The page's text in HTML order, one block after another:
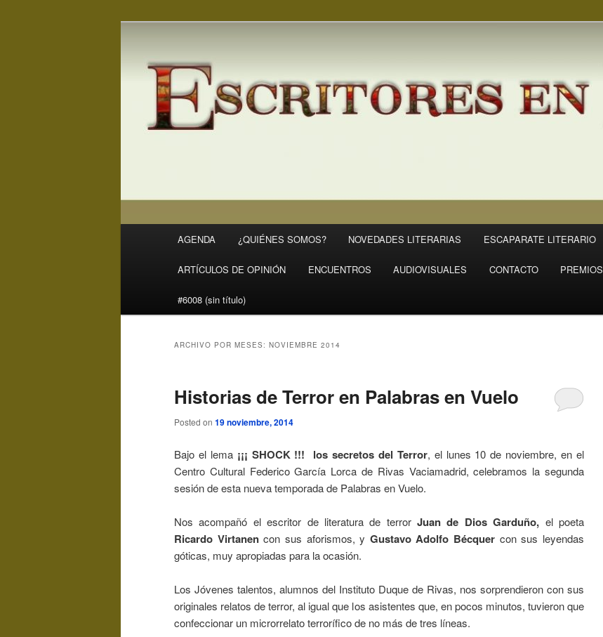
ER
AGENDA ¿QUIÉNES SOMOS? NOVEDADES LITERARIAS ESCAPARATE LITERARIO
ARTÍCULOS DE OPINIÓN ENCUENTROS AUDIOVISUALES CONTACTO PREMIOS
#6008 (sin título)
ARCHIVO POR MESES: NOVIEMBRE 2014
Historias de Terror en Palabras en Vuelo
Posted on 19 noviembre, 2014
Bajo el lema ¡¡¡ SHOCK !!! los secretos del Terror, el lunes 10 de noviembre, en el
Centro Cultural Federico García Lorca de Rivas Vaciamadrid, celebramos la segunda
sesión de esta nueva temporada de Palabras en Vuelo.
Nos acompañó el escritor de literatura de terrorJuan de Dios Garduño, el poeta
Ricardo Virtanencon sus aforismos, y Gustavo Adolfo Bécquer con sus leyendas
góticas, muy apropiadas para la ocasión.
Los Jóvenes talentos, alumnos del Instituto Duque de Rivas, nos sorprendieron con sus
originales relatos de terror, al igual que los asistentes que, en pocos minutos, tuvieron que
confeccionar un microrrelato terrorífico de no más de tres líneas.